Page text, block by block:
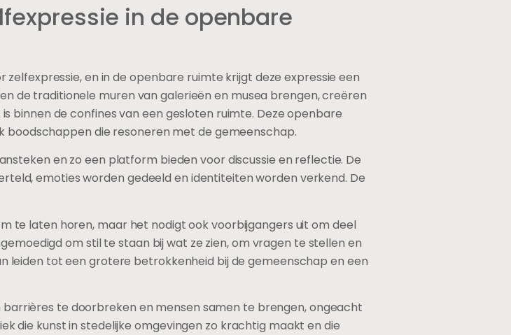
in de openbare
en in de openbare ruimte krijgt deze expressie een
de traditionele muren van galerieën en musea brengen, creëren
binnen de confines van een gesloten ruimte. Deze openbare
boodschappen die resoneren met de gemeenschap.
en zo een platform bieden voor discussie en reflectie. De
emoties worden gedeeld en identiteiten worden verkend. De
te laten horen, maar het nodigt ook voorbijgangers uit om deel
om stil te staan bij wat ze zien, om vragen te stellen en
leiden tot een grotere betrokkenheid bij de gemeenschap en een
te doorbreken en mensen samen te brengen, ongeacht
die kunst in stedelijke omgevingen zo krachtig maakt en die